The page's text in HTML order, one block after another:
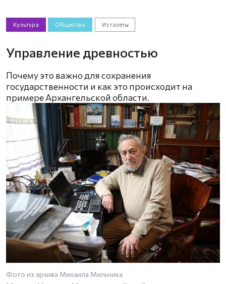
Культура Общество Из газеты
Управление древностью
Почему это важно для сохранения
государственности и как это происходит на
примере Архангельской области.
Фото из архива Михаила Мильчика